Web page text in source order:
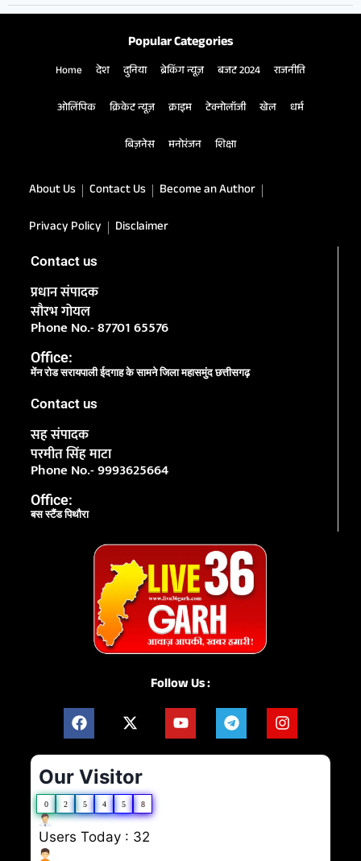
Popular Categories
Home देश दुनिया ब्रेकिंग न्यूज़ बजट 2024 राजनीति
ओलिंपिक क्रिकेट न्यूज़ क्राइम टेक्नोलॉजी खेल धर्म
बिज़नेस मनोरंजन शिक्षा
About Us Contact Us
Become an Author
Privacy Policy
Disclaimer
Contact us
प्रधान संपादक
सौरभ गोयल
Phone No.- 87701 65576
Office:
मेंन रोड सरायपाली ईदगाह के सामने जिला महासमुंद छत्तीसगढ़
Contact us
सह संपादक
परमीत सिंह माटा
Phone No.- 9993625664
Office:
बस स्टैंड पिथौरा
Follow Us :
Our Visitor
0 2 5 4 5 8
Users Today : 32